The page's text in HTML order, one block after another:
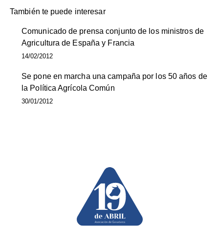
También te puede interesar
Comunicado de prensa conjunto de los ministros de
Agricultura de España y Francia
14/02/2012
Se pone en marcha una campaña por los 50 años de
la Política Agrícola Común
30/01/2012